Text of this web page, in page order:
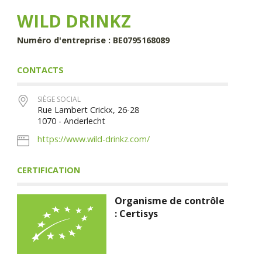
principalWILD DRINKZ
Numéro d'entreprise : BE0795168089
CONTACTS
SIÈGE SOCIAL
Rue Lambert Crickx, 26-28
1070 - Anderlecht
https://www.wild-drinkz.com/
CERTIFICATION
Organisme de contrôle
: Certisys